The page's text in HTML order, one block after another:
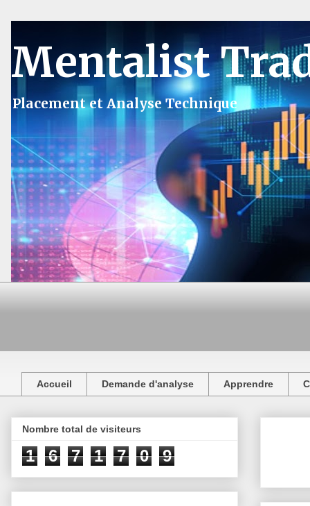
Mentalist
Placement et Analyse Technique
Accueil Demande d'analyse Apprendre
Nombre total de visiteurs
1 6 7 1 7 0 9